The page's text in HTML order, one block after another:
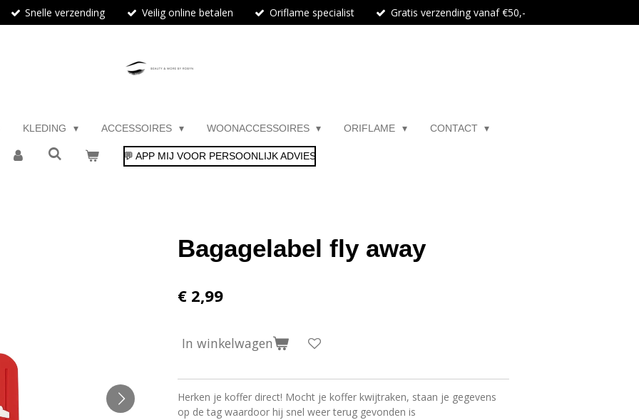
Snelle verzending Veilig online betalen Oriflame specialist Gratis verzending vanaf €50,-
KLEDING ACCESSOIRES WOONACCESSOIRES ORIFLAME CONTACT
💬 APP MIJ VOOR PERSOONLIJK ADVIES
Bagagelabel fly away
€ 2,99
In winkelwagen
Herken je koffer direct! Mocht je koffer kwijtraken, staan je gegevens
op de tag waardoor hij snel weer terug gevonden is